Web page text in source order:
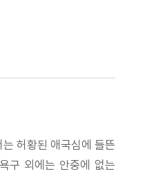
허황된 애국심에 들뜬
구 외에는 안중에 없는